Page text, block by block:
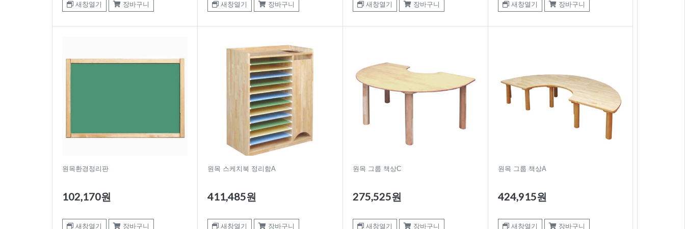
새창열기 장바구니 새창열기 장바구니 새창열기 장바구니 새창열기 장바구니
원목환경정리판
102,170원
새창열기 장바구니
원목 스케치북 정리함A
411,485원
새창열기 장바구니
원목 그룹 책상C
275,525원
새창열기 장바구니
원목 그룹 책상A
424,915원
새창열기 장바구니